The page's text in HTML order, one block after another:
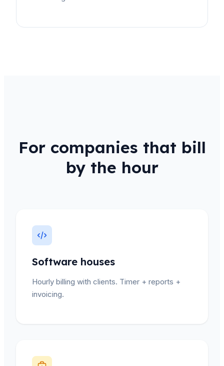
For companies that bill
by the hour
Software houses
Hourly billing with clients. Timer + reports +
invoicing.